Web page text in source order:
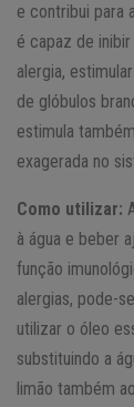
e contribui para
é capaz de
alergia,
de glóbulos
estimula
exagerada no
Como utilizar:
à água e beber
função
alergias, pode-
utilizar o óleo
substituindo a
limão também